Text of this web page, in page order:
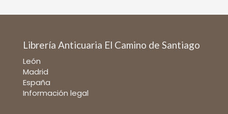
Librería Anticuaria El Camino de Santiago
León
Madrid
España
Información legal